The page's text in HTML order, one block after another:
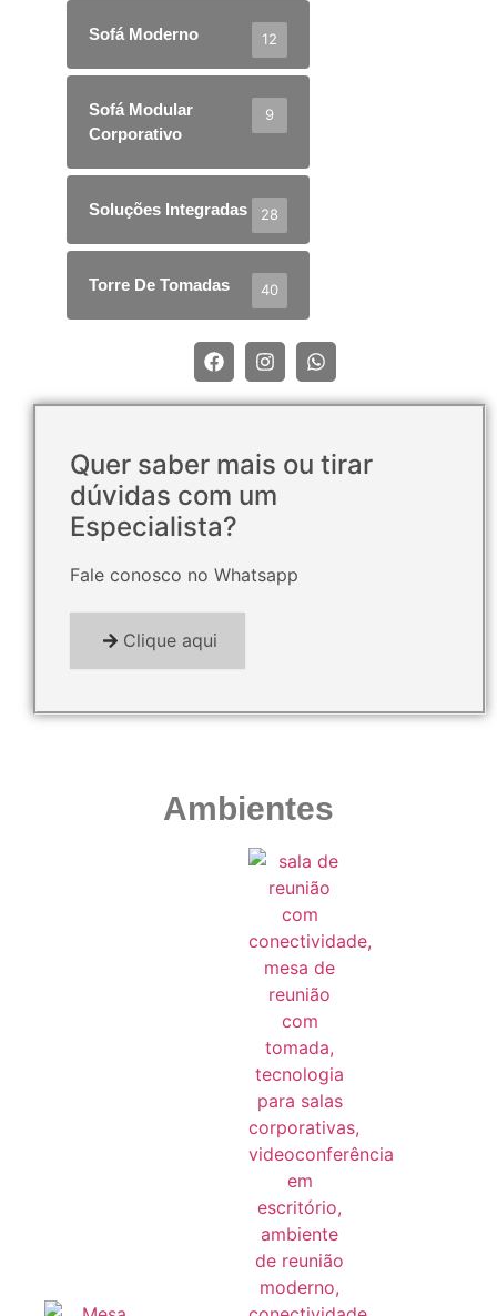
Sofá Moderno 12
Sofá Modular
Corporativo
9
Soluções Integradas 28
Torre De Tomadas 40
Quer saber mais ou tirar
dúvidas com um
Especialista?
Fale conosco no Whatsapp
Clique aqui
Ambientes